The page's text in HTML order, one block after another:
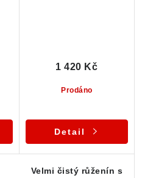
Prodáno
1 420 Kč
Detail
Velmi čistý růženín s